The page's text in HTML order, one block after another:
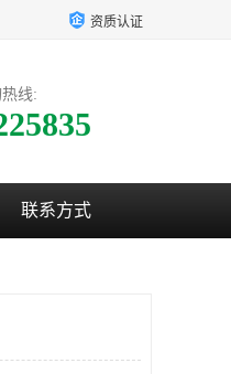
资质认证
线:
联系方式